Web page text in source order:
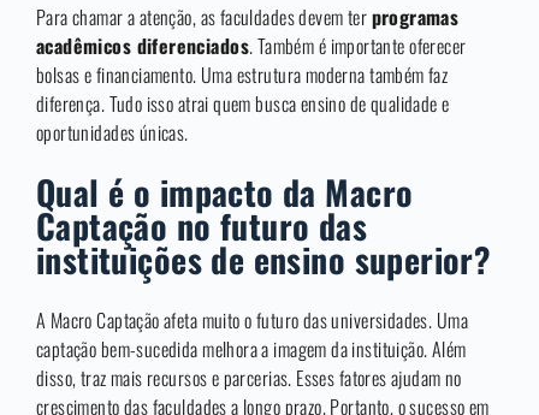
Para chamar a atenção, as faculdades devem terprogramas
acadêmicos diferenciados. Também é importante oferecer
bolsas e financiamento. Uma estrutura moderna também faz
diferença. Tudo isso atrai quem busca ensino de qualidade e
oportunidades únicas.
Qual é o impacto da Macro
Captação no futuro das
instituições de ensino superior?
A Macro Captação afeta muito o futuro das universidades. Uma
captação bem-sucedida melhora a imagem da instituição. Além
disso, traz mais recursos e parcerias. Esses fatores ajudam no
crescimento das faculdades a longo prazo. Portanto, o sucesso em